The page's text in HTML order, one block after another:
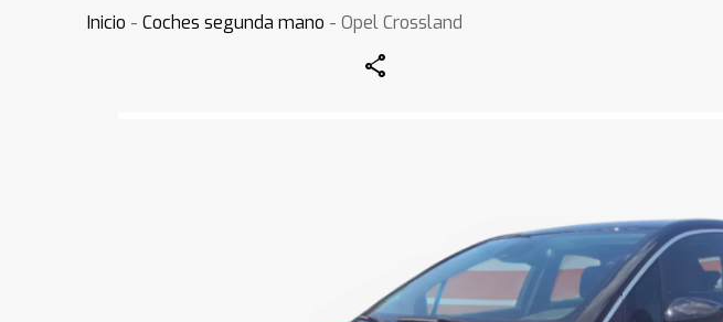
Inicio -Coches segunda mano - Opel Crossland
Share